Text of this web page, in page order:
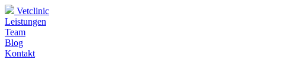
Vetclinic
Leistungen
Team
Blog
Kontakt